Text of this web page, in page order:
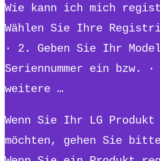
Wie kann ich mich
Wählen Sie Ihre
· 2. Geben Sie Ihr
Seriennummer ein bzw.
weitere …
Wenn Sie Ihr LG
möchten, gehen Sie